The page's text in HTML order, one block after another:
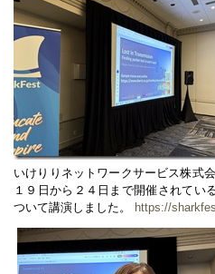
いけりりネットワークサービス株式
１９日から２４日まで開催されてい
ついて講演しました。
https://